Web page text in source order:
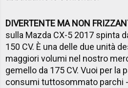
DIVERTENTE MA NON
sulla Mazda CX-5 2017 spinta
150 CV. È una delle due unità
maggiori volumi nel nostro
gemello da 175 CV. Vuoi per la
consumi tuttosommato parchi